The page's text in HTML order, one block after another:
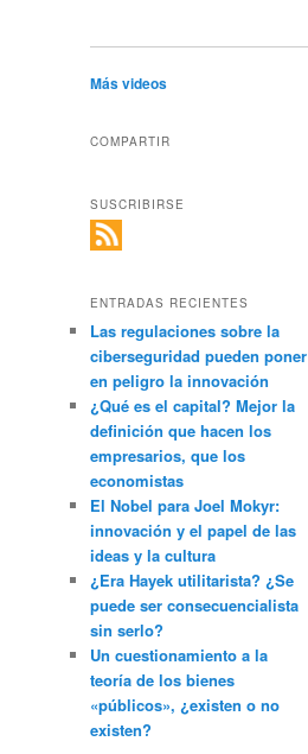
Más videos
COMPARTIR
SUSCRIBIRSE
ENTRADAS RECIENTES
Las regulaciones sobre la
ciberseguridad pueden poner
en peligro la innovación
¿Qué es el capital? Mejor la
definición que hacen los
empresarios, que los
economistas
El Nobel para Joel Mokyr:
innovación y el papel de las
ideas y la cultura
¿Era Hayek utilitarista? ¿Se
puede ser consecuencialista
sin serlo?
Un cuestionamiento a la
teoría de los bienes
«públicos», ¿existen o no
existen?